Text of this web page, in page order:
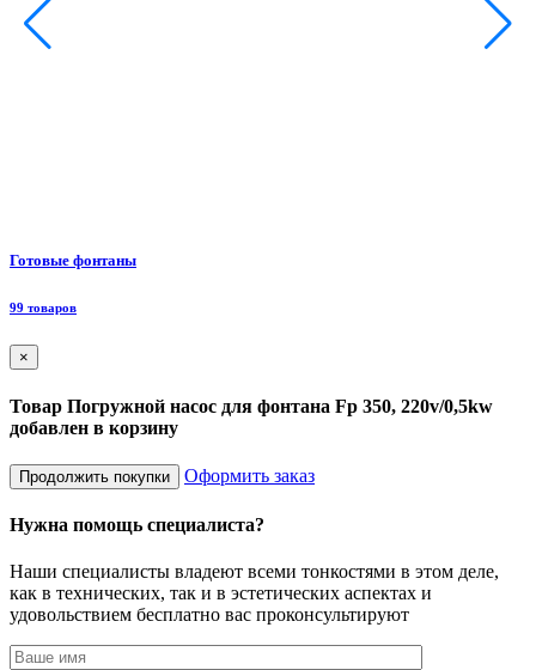
Готовые фонтаны
99 товаров
×
Товар Погружной насос для фонтана Fp 350, 220v/0,5kw
добавлен в корзину
Продолжить покупки Оформить заказ
Нужна помощь специалиста?
Наши специалисты владеют всеми тонкостями в этом деле,
как в технических, так и в эстетических аспектах и
удовольствием бесплатно вас проконсультируют